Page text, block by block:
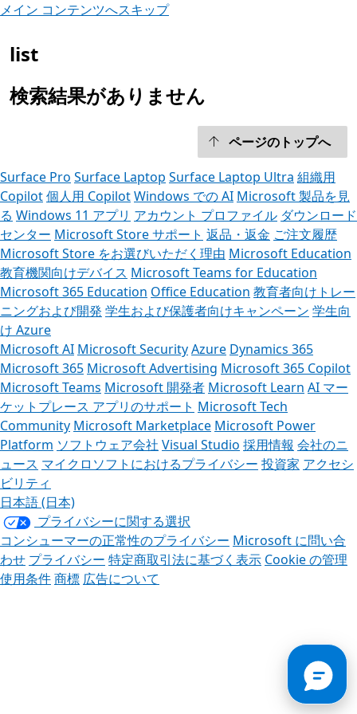
メイン コンテンツへスキップ
list
検索結果がありません
ページのトップへ
Surface Pro Surface Laptop Surface Laptop Ultra 組織用
Copilot個人用 CopilotWindows での AI Microsoft 製品を見
る Windows 11 アプリ アカウント プロファイル ダウンロード
センター Microsoft Store サポート 返品・返金 ご注文履歴
Microsoft Store をお選びいただく理由 Microsoft Education
教育機関向けデバイス Microsoft Teams for Education
Microsoft 365 Education Office Education 教育者向けトレー
ニングおよび開発 学生および保護者向けキャンペーン 学生向
け Azure
Microsoft AI Microsoft SecurityAzure Dynamics 365
Microsoft 365 Microsoft Advertising Microsoft 365 Copilot
Microsoft Teams Microsoft 開発者 Microsoft Learn AI マー
ケットプレース アプリのサポート Microsoft Tech
Community Microsoft Marketplace Microsoft Power
Platform ソフトウェア会社 Visual Studio 採用情報 会社のニ
ュース マイクロソフトにおけるプライバシー 投資家 アクセシ
ビリティ
日本語 (日本)
プライバシーに関する選択
コンシューマーの正常性のプライバシー Microsoft に問い合
わせ プライバシー 特定商取引法に基づく表示 Cookie の管理
使用条件商標 広告について